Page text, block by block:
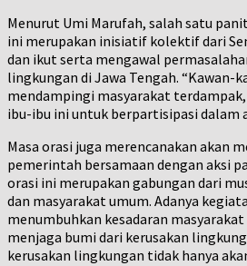
Menurut Umi Marufah, salah satu
ini merupakan inisiatif kolektif dari
dan ikut serta mengawal
lingkungan di Jawa Tengah. “Kawan-
mendampingi masyarakat
ibu-ibu ini untuk berpartisipasi dalam
Masa orasi juga merencanakan akan
pemerintah bersamaan dengan aksi
orasi ini merupakan gabungan dari
dan masyarakat umum. Adanya
menumbuhkan kesadaran
menjaga bumi dari kerusakan
kerusakan lingkungan tidak hanya